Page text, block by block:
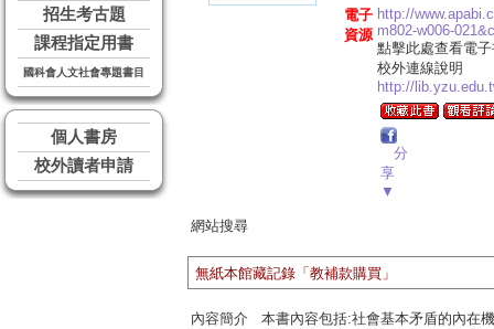
招生考古題
課程指定用書
國科會人文社會專題書目
個人書房
校外讀者申請
電子
資源
http://
m802-w006-
點擊此處查看電
校外連線說明
http://
分
享
▼
網站搜尋
無紙本館藏記錄「教補款購買」
內容簡介
本書內容包括:社會基本矛盾的內在